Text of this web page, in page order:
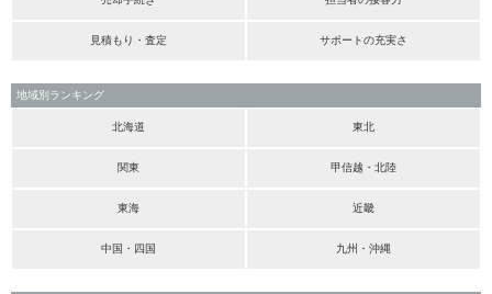
見積もり・査定 サポートの充実さ
地域別ランキング
北海道 東北
関東 甲信越・北陸
東海 近畿
中国・四国 九州・沖縄